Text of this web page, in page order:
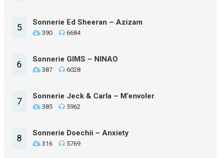
5 Sonnerie Ed Sheeran – Azizam
390 6684
6 Sonnerie GIMS – NINAO
387 6028
7 Sonnerie Jeck & Carla – M’envoler
385 5962
8 Sonnerie Doechii – Anxiety
316 5769